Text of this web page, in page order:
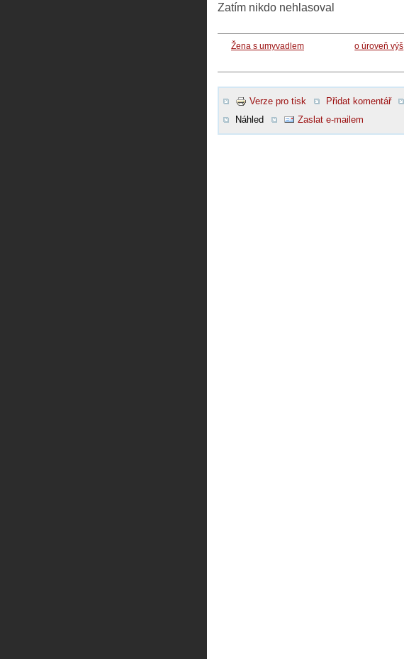
Zatím nikdo nehlasoval
Žena s umyvadlem o úroveň výš
Verze pro tisk Přidat komentář
Náhled
Zaslat e-mailem